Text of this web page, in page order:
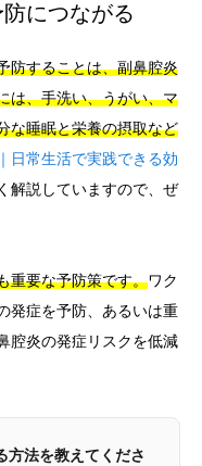
につながる
防することは、副鼻腔炎
は、手洗い、うがい、マ
な睡眠と栄養の摂取など
日常生活で実践できる効
解説していますので、ぜ
重要な予防策です。ワク
発症を予防、あるいは重
腔炎の発症リスクを低減
方法を教えてくださ